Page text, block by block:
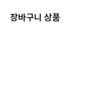
장바구니 상품